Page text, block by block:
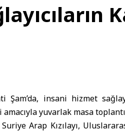
Şam’da, insani hizmet
yuvarlak masa
Arap Kızılayı,